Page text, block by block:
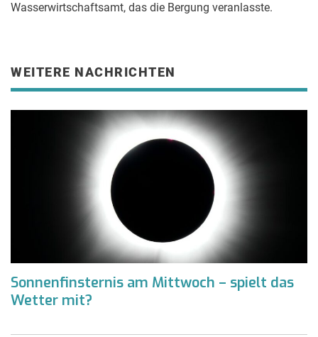
Wasserwirtschaftsamt, das die Bergung veranlasste.
WEITERE NACHRICHTEN
Sonnenfinsternis am Mittwoch – spielt das
Wetter mit?